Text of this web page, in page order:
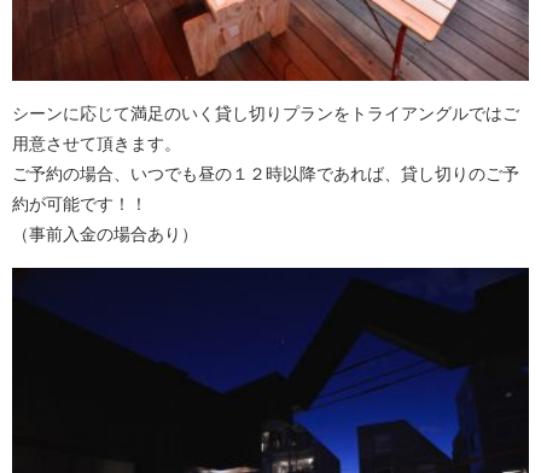
シーンに応じて満足のいく貸し切りプランをトライアングルではご
用意させて頂きます。
ご予約の場合、いつでも昼の１２時以降であれば、貸し切りのご予
約が可能です！！
（事前入金の場合あり）